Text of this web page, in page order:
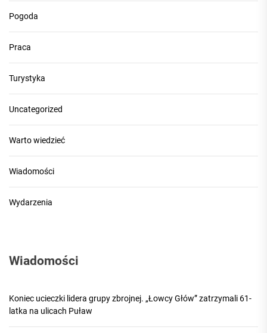
Pogoda
Praca
Turystyka
Uncategorized
Warto wiedzieć
Wiadomości
Wydarzenia
Wiadomości
Koniec ucieczki lidera grupy zbrojnej. „Łowcy Głów” zatrzymali 61-
latka na ulicach Puław